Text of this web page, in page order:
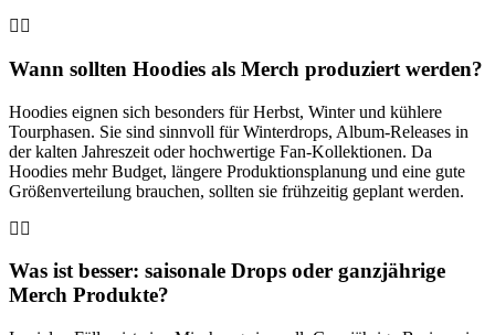
Wann sollten Hoodies als Merch produziert werden?
Hoodies eignen sich besonders für Herbst, Winter und kühlere
Tourphasen. Sie sind sinnvoll für Winterdrops, Album-Releases in
der kalten Jahreszeit oder hochwertige Fan-Kollektionen. Da
Hoodies mehr Budget, längere Produktionsplanung und eine gute
Größenverteilung brauchen, sollten sie frühzeitig geplant werden.
Was ist besser: saisonale Drops oder ganzjährige
Merch Produkte?